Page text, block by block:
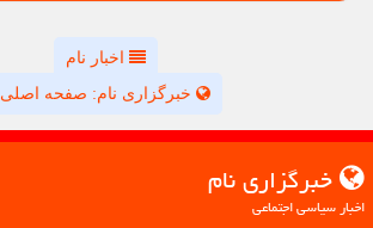
اخبار نام
خبرگزاری نام: صفحه اصلی
خبرگزاری نام
اخبار سیاسی اجتماعی